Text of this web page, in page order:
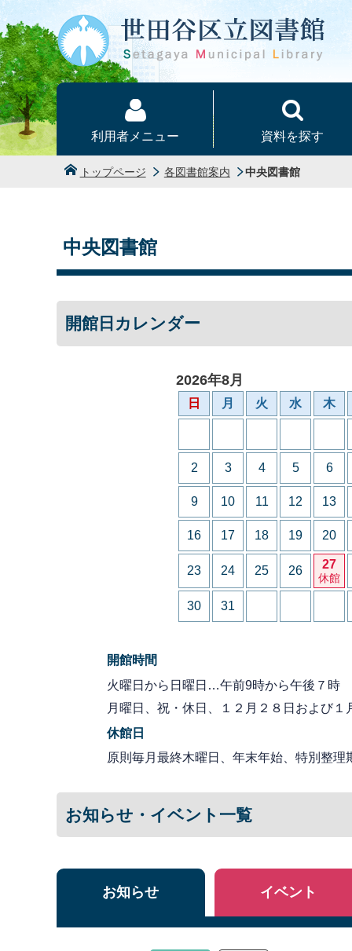
本文へ
利用者メニュー 資料を探す
トップページ 各図書館案内 中央図書館
中央図書館
開館日カレンダー
2026年8月
日 月 火 水 木
2 3 4 5 6
9 10 11 12 13
16 17 18 19 20
23 24 25 26 27
休館
30 31
開館時間
火曜日から日曜日…午前9時から午後７時
月曜日、祝・休日、１２月２８日および
休館日
原則毎月最終木曜日、年末年始、特別整理
お知らせ・イベント一覧
お知らせ イベント